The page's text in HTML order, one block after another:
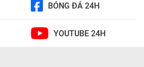
BÓNG ĐÁ 24H
YOUTUBE 24H